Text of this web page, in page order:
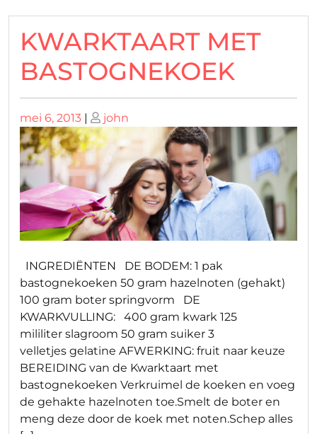
KWARKTAART MET
BASTOGNEKOEK
Geplaatst
op
mei 6, 2013 | Geplaatst
op
john
INGREDIËNTEN DE BODEM: 1 pak
bastognekoeken 50 gram hazelnoten (gehakt)
100 gram boter springvorm DE
KWARKVULLING: 400 gram kwark 125
mililiter slagroom 50 gram suiker 3
velletjes gelatine AFWERKING: fruit naar keuze
BEREIDING van de Kwarktaart met
bastognekoeken Verkruimel de koeken en voeg
de gehakte hazelnoten toe.Smelt de boter en
meng deze door de koek met noten.Schep alles